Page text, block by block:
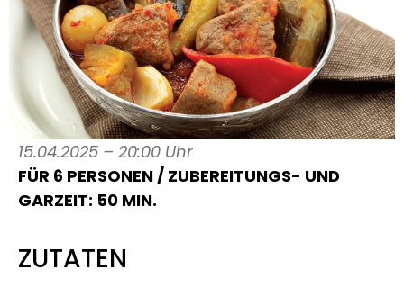
15.04.2025 – 20:00 Uhr
FÜR 6 PERSONEN / ZUBEREITUNGS- UND
GARZEIT: 50 MIN.
ZUTATEN